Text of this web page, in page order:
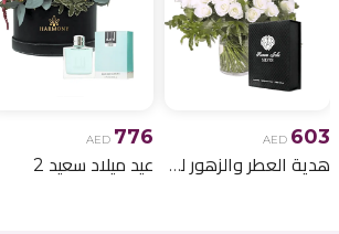
AED 603
هدية العطر والزهور لعيد الميلاد 6
AED 776
عيد ميلاد سعيد 2